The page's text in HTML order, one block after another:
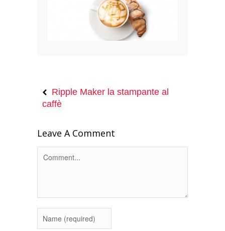
Ripple Maker la stampante al
caffè
Leave A Comment